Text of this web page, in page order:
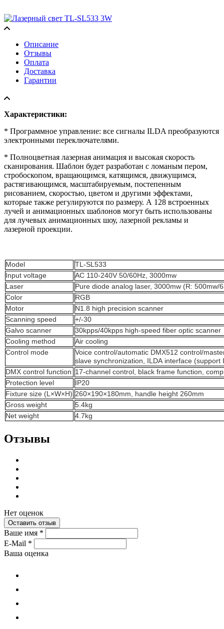
Описание
Отзывы
Оплата
Доставка
Гарантии
Характеристики:
* Программное управление: все сигналы ILDA преобразуются
электронными переключателями.
* Полноцветная лазерная анимация и высокая скорость
сканирования. Шаблон будет разработан с ломаным пером,
стробоскопом, вращающимся, катящимся, движущимся,
растягивающимся, масштабируемым, постепенным
рисованием, скоростью, цветом и другими эффектами,
которые также регулируются по размеру. А 128 встроенных
лучей и анимационных шаблонов могут быть использованы
для лучевых анимационных шоу, лазерной рекламы и
лазерной проекции.
Model
TL-SL533
Input voltage
AC 110-240V 50/60Hz,3000mw
Laser
Pure diode analog laser, 3000mw (R: 500mw/
Color
RGB
Motor
N1.8 high precisionscanner
Scanning speed
+/-30
Galvo scanner
30kpps/40kpps high-speed fiber optic scanner
Cooling method
Air cooling
Control mode
Voice control/automatic DMX512 control/
slave synchronization, ILDA interface (support
DMX control function 17-channel control, blackframe function,
Protection level
IP20
Fixture size (L×W×H) 260×190×180mm, handle height 260mm
Gross weight
5.4kg
Net weight 4.7kg
Отзывы
Нет оценок
Оставить отзыв
Ваше имя *
E-Mail *
Ваша оценка